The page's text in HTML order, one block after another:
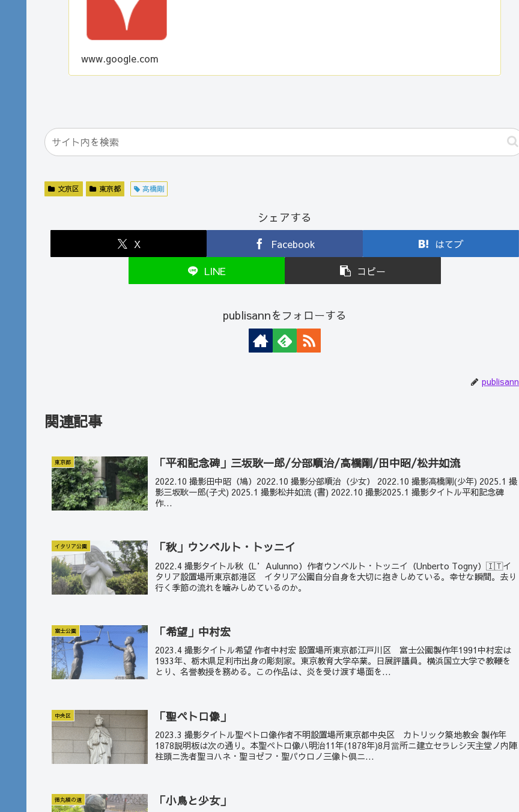
www.google.com
文京区 東京都 高橋剛
シェアする
X Facebook はてブ
LINE コピー
publisannをフォローする
publisann
関連記事
東京都 「平和記念碑」三坂耿一郎/分部順治/高橋剛/田中昭/松井如流
2022.10 撮影田中昭（鳩）2022.10 撮影分部順治（少女） 2022.10 撮影高橋剛(少年) 2025.1 撮
影三坂耿一郎(子犬) 2025.1 撮影松井如流 (書) 2022.10 撮影2025.1 撮影タイトル平和記念碑
作...
イタリア公園 「秋」ウンベルト・トッニイ
2022.4 撮影タイトル秋（L’Aulunno）作者ウンベルト・トッニイ（Unberto Togny）🇮🇹イ
タリア設置場所東京都港区 イタリア公園自分自身を大切に抱きしめている。幸せな瞬間。去り
行く季節の流れを噛みしめているのか。
富士公園 「希望」中村宏
2023.4 撮影タイトル希望 作者中村宏 設置場所東京都江戸川区 富士公園製作年1991中村宏は
1933年、栃木県足利市出身の彫刻家。東京教育大学卒業。日展評議員。横浜国立大学で教鞭を
とり、名誉教授を務める。この作品は、炎を受け渡す場面を...
中央区 「聖ペトロ像」
2023.3 撮影タイトル聖ペトロ像作者不明設置場所東京都中央区 カトリック築地教会 製作年
1878説明板は次の通り。本聖ペトロ像ハ明治11年(1878年)8月當所ニ建立セラレシ天主堂ノ内陣
柱頭ニ洗者聖ヨハネ・聖ヨゼフ・聖パウロノ三像ト倶ニ...
徳丸槇の道 「小鳥と少女」